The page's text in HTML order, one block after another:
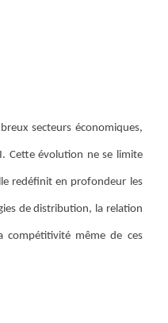
secteurs économiques,
Cette évolution ne se limite
redéfinit en profondeur les
de distribution, la relation
compétitivité même de ces